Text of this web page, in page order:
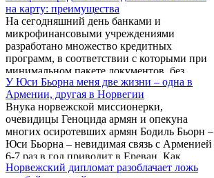
доверенностях ...
местные жители, в данном случае
норвежцы, предпочитают специальности
более интеллектуальные. В свою очередь
из-за экономической нестабильности, в
поисках работы сюда приезжает множество
людей. Норвегия - спокойное государство,
зарплаты здесь высокие в сравнении со
средними зарплатами стран Восточной
Европы, ...
на карту: преимущества
На сегодняшний день банками и
микрофинансовыми учреждениями
разработано множество кредитных
программ, в соответствии с которыми при
минимальном пакете документов, без
ожидания в очереди и на любой срок можно
быстро решить финансовые проблемы.
Получают займы наличными или на
кредитную карту. Второй вариант наиболее
популярный среди клиентов как
норвежской компании Nordic lån Norge, так
и других компаний, специализирующихся
на микрокредитовании. И этому есть
У Юси Бьорна меня две жизни – одна в
Армении, другая в Норвегии
Внука норвежской миссионерки,
очевидицы Геноцида армян и опекуна
многих осиротевших армян Бодиль Бьорн –
Юси Бьорна – невидимая связь с Арменией
6-7 раз в год приводит в Ереван. Как
говорит он сам, у него две жизни: одна в
Норвежский дипломат разоблачает ложь